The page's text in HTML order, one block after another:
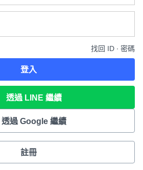
找回 ID ∙ 密碼
登入
透過 LINE 繼續
透過 Google 繼續
註冊